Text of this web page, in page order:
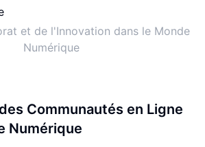
et de l'Innovation dans le Monde
Numérique
Communautés en Ligne
Numérique